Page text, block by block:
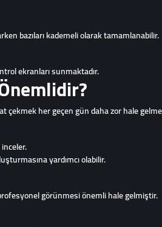
bazıları kademeli olarak tamamlanabilir.
ekranları sunmaktadır.
çekmek her geçen gün daha zor hale
yardımcı olabilir.
görünmesi önemli hale gelmiştir.